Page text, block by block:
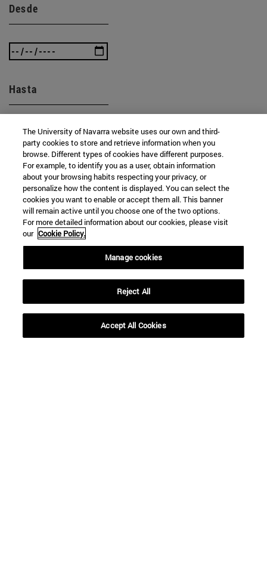
Desde
Hasta
BUSCAR
The University of Navarra website uses our own and third-
party cookies to store and retrieve information when you
browse. Different types of cookies have different purposes.
For example, to identify you as a user, obtain information
about your browsing habits respecting your privacy, or
personalize how the content is displayed. You can select the
cookies you want to enable or accept them all. This banner
will remain active until you choose one of the two options.
For more detailed information about our cookies, please visit
our Cookie Policy.
Manage cookies
Reject All
Accept All Cookies